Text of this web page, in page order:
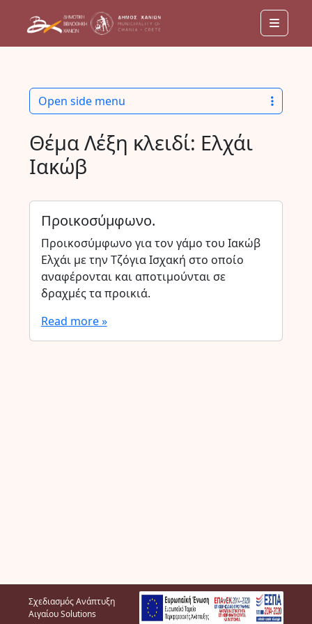
Menu
Θέμα Λέξη κλειδί: Ελχάι
Ιακώβ
Προικοσύμφωνο.
Προικοσύμφωνο για τον γάμο του Ιακώβ
Ελχάι με την Τζόγια Ισχακή στο οποίο
αναφέρονται και αποτιμούνται σε
δραχμές τα προικιά.
Read more »
Open side menu
Σχεδιασμός Ανάπτυξη
Αιγαίου Solutions